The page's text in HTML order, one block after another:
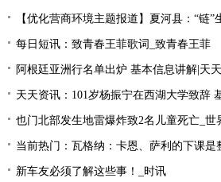
【优化营商环境主题报道】夏河县：“链”
每日短讯：致青春王菲歌词_致青春王菲
阿根廷亚洲行名单出炉 基本信息讲解|天
天天资讯：101岁杨振宁在西湖大学致辞
也门北部发生地雷爆炸致2名儿童死亡_世
当前热门：瓦格纳：卡恩、萨利的下课是整个拜仁
新车友必须了解这些事！_时讯